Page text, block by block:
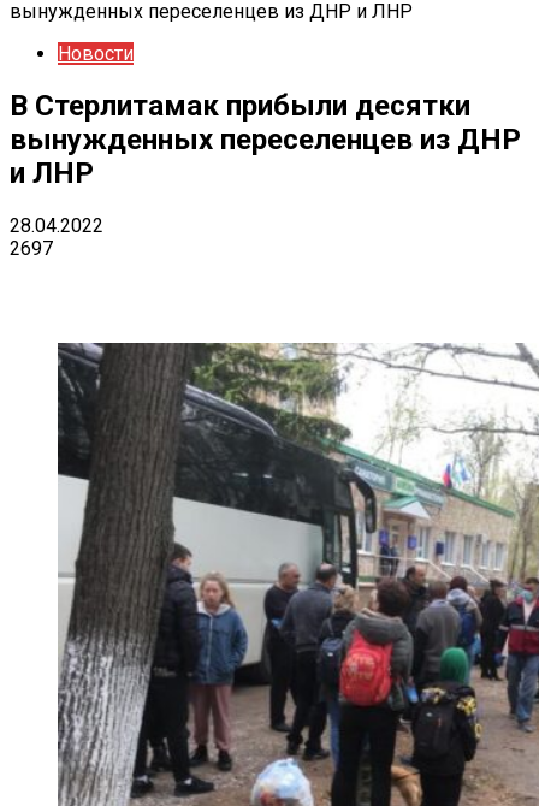
вынужденных переселенцев из ДНР и ЛНР
Новости
В Стерлитамак прибыли десятки
вынужденных переселенцев из ДНР
и ЛНР
28.04.2022
2697